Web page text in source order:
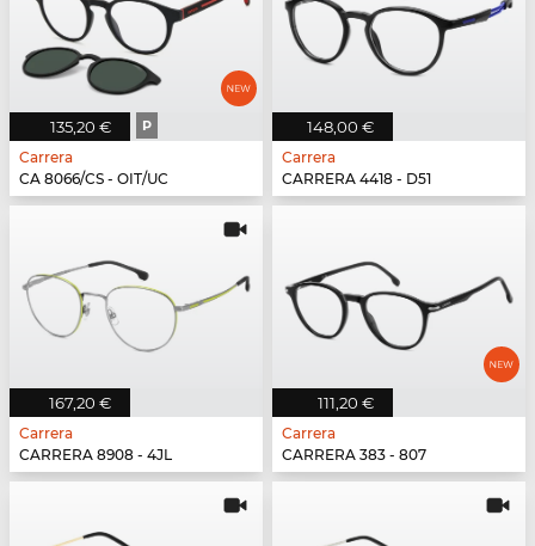
135,20 € P
Carrera
CA 8066/CS - OIT/UC
148,00 €
Carrera
CARRERA 4418 - D51
167,20 €
Carrera
CARRERA 8908 - 4JL
111,20 €
Carrera
CARRERA 383 - 807